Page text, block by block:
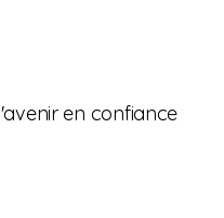
en confiance
du Nu